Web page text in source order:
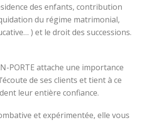
des enfants, contribution
du régime matrimonial,
) et le droit des successions.
PORTE attache une importance
de ses clients et tient à ce
leur entière confiance.
et expérimentée, elle vous